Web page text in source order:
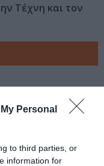
Personal
to third parties, or
information for
Τέχνη και τον
νέα για